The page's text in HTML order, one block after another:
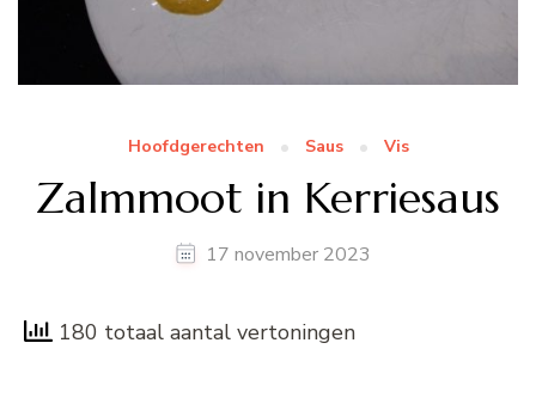
Hoofdgerechten Saus Vis
Zalmmoot in Kerriesaus
17 november 2023
180 totaal aantal vertoningen